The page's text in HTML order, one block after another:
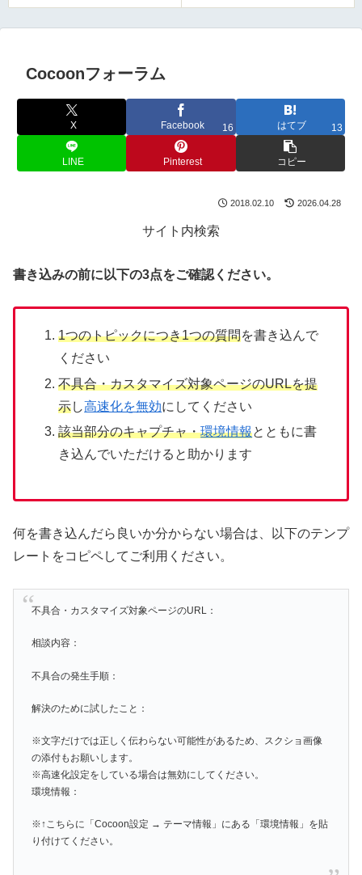
Cocoonフォーラム
X Facebook 16 はてブ 13
LINE Pinterest コピー
2018.02.10 2026.04.28
サイト内検索
書き込みの前に以下の3点をご確認ください。
1つのトピックにつき1つの質問を書き込んで
ください
不具合・カスタマイズ対象ページのURLを提
示し高速化を無効にしてください
該当部分のキャプチャ・環境情報とともに書
き込んでいただけると助かります
何を書き込んだら良いか分からない場合は、以下のテンプ
レートをコピペしてご利用ください。
不具合・カスタマイズ対象ページのURL：
相談内容：
不具合の発生手順：
解決のために試したこと：
※文字だけでは正しく伝わらない可能性があるため、スクショ画像
の添付もお願いします。
※高速化設定をしている場合は無効にしてください。
環境情報：
※↑こちらに「Cocoon設定 → テーマ情報」にある「環境情報」を貼
り付けてください。